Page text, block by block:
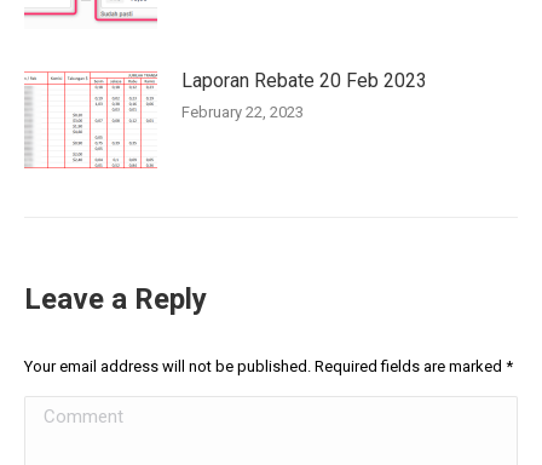
Laporan Rebate 20 Feb 2023
February 22, 2023
Leave a Reply
Your email address will not be published. Required fields are marked *
Comment